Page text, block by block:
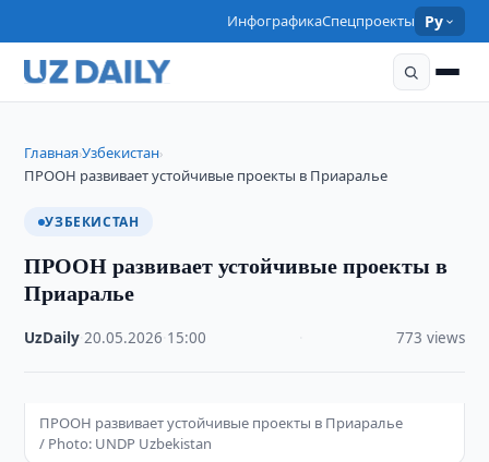
ИнфографикаСпецпроекты Ру
Главная›Узбекистан›
ПРООН развивает устойчивые проекты в Приаралье
УЗБЕКИСТАН
ПРООН развивает устойчивые проекты в
Приаралье
UzDaily ·20.05.2026 15:00 773 views
ПРООН развивает устойчивые проекты в Приаралье
/ Photo: UNDP Uzbekistan